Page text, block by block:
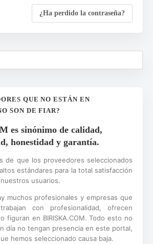
¿Ha perdido la contraseña?
QUE NO ESTÁN EN
SON DE FIAR?
es sinónimo de calidad,
honestidad y garantía.
de que los proveedores seleccionados
estándares para la total satisfacción
usuarios.
muchos profesionales y empresas que
con profesionalidad, ofrecen
figuran en BIRISKA.COM. Todo esto no
día no tengan presencia en este portal,
hemos seleccionado causa baja.